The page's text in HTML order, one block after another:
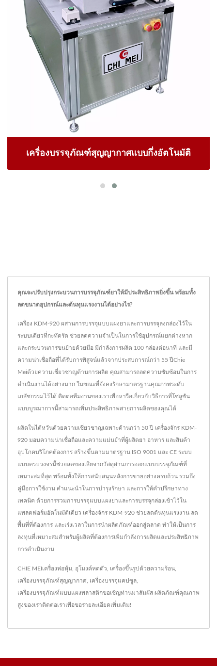
เครื่องบรรจุภัณฑ์สุญญากาศแบบกึ่งอัตโนมัติ
คุณจะปรับปรุงกระบวนการบรรจุภัณฑ์ยาให้มีประสิทธิภาพยิ่งขึ้น พร้อมทั้ง
ลดขนาดอุปกรณ์และต้นทุนแรงงานได้อย่างไร?
เครื่อง KDM-920 ผสานการบรรจุแบบแผงยาและการบรรจุลงกล่องไว้ใน
ระบบเดียวที่กะทัดรัด ช่วยลดความจำเป็นในการใช้อุปกรณ์แยกต่างหาก
และกระบวนการขนย้ายด้วยมือ มีกำลังการผลิต 100 กล่องต่อนาที และมี
ความน่าเชื่อถือที่ได้รับการพิสูจน์แล้วจากประสบการณ์กว่า 55 ปีChie
Meiด้วยความเชี่ยวชาญด้านการผลิต คุณสามารถลดความซับซ้อนในการ
ดำเนินงานได้อย่างมาก ในขณะที่ยังคงรักษามาตรฐานคุณภาพระดับ
เภสัชกรรมไว้ได้ ติดต่อทีมงานของเราเพื่อหารือเกี่ยวกับวิธีการที่โซลูชัน
แบบบูรณาการนี้สามารถเพิ่มประสิทธิภาพสายการผลิตของคุณได้
ผลิตในไต้หวันด้วยความเชี่ยวชาญเฉพาะด้านกว่า 50 ปี เครื่องจักร KDM-
920 มอบความน่าเชื่อถือและความแม่นยำที่ผู้ผลิตยา อาหาร และสินค้า
อุปโภคบริโภคต้องการ สร้างขึ้นตามมาตรฐาน ISO 9001 และ CE ระบบ
แบบครบวงจรนี้ช่วยลดของเสียจากวัสดุผ่านการออกแบบบรรจุภัณฑ์ที่
เหมาะสมที่สุด พร้อมทั้งให้การสนับสนุนหลังการขายอย่างครบถ้วน รวมถึง
คู่มือการใช้งาน คำแนะนำในการบำรุงรักษา และการให้คำปรึกษาทาง
เทคนิค ด้วยการรวมการบรรจุแบบแผงยาและการบรรจุกล่องเข้าไว้ใน
แพลตฟอร์มอัตโนมัติเดียว เครื่องจักร KDM-920 ช่วยลดต้นทุนแรงงาน ลด
พื้นที่ที่ต้องการ และเร่งเวลาในการนำผลิตภัณฑ์ออกสู่ตลาด ทำให้เป็นการ
ลงทุนที่เหมาะสมสำหรับผู้ผลิตที่ต้องการเพิ่มกำลังการผลิตและประสิทธิภาพ
การดำเนินงาน
CHIE MEIเครื่องห่อหุ้ม อุโมงค์หดตัว เครื่องขึ้นรูปด้วยความร้อน
เครื่องบรรจุภัณฑ์สุญญากาศ เครื่องบรรจุแคปซูล
เครื่องบรรจุภัณฑ์แบบแผงพลาสติกขอเชิญท่านมาสัมผัส ผลิตภัณฑ์คุณภาพ
สูงของเราติดต่อเราเพื่อขอรายละเอียดเพิ่มเติม!